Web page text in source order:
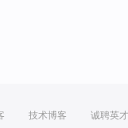
技术博客 诚聘英才